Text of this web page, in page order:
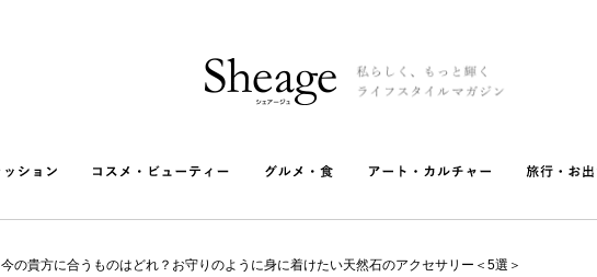
今の貴方に合うものはどれ？お守りのように身に着けたい天然石のアクセサリー＜5選＞